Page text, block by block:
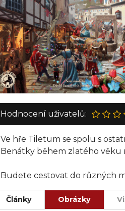
Hodnocení uživatelů:
Ve hře Tiletum se spolu s
Benátky během zlatého věku
Budete cestovat do různých
shromáždit potřebné
šlechtických rodů a účastnit
Články Obrázky